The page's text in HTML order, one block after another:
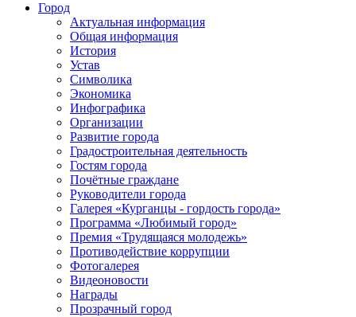
Город
Актуальная информация
Общая информация
История
Устав
Символика
Экономика
Инфографика
Организации
Развитие города
Градостроительная деятельность
Гостям города
Почётные граждане
Руководители города
Галерея «Курганцы - гордость города»
Программа «Любимый город»
Премия «Трудящаяся молодежь»
Противодействие коррупции
Фотогалерея
Видеоновости
Награды
Прозрачный город